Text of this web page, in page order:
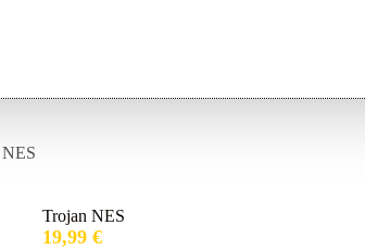
Trojan NES
19,99€